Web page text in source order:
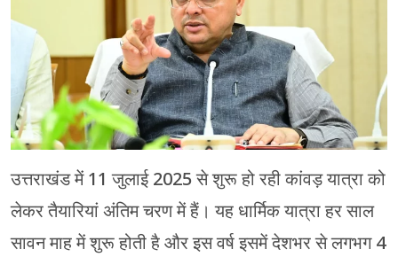
उत्तराखंड में 11 जुलाई 2025 से शुरू हो रही कांवड़ यात्रा को
लेकर तैयारियां अंतिम चरण में हैं। यह धार्मिक यात्रा हर साल
सावन माह में शुरू होती है और इस वर्ष इसमें देशभर से लगभग 4
बागेश्वर
हरिद्वार